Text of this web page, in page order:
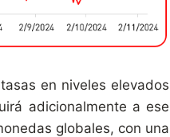
en niveles elevados
adicionalmente a ese
globales, con una